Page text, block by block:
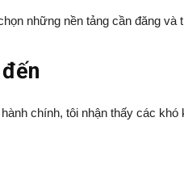
những nền tảng cần đăng
chính, tôi nhận thấy các